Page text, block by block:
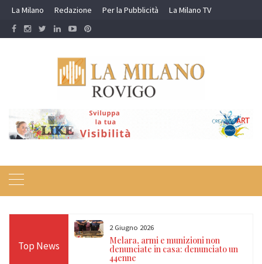
Skip
content
La Milano Redazione Per la Pubblicità La Milano TV
Top News
si prepara al
sulle
2 Giugno 2026
Melara, armi e munizioni non
denunciate in casa: denunciato un
44enne